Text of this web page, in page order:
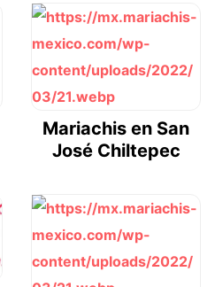
Mariachis en San
José Chiltepec